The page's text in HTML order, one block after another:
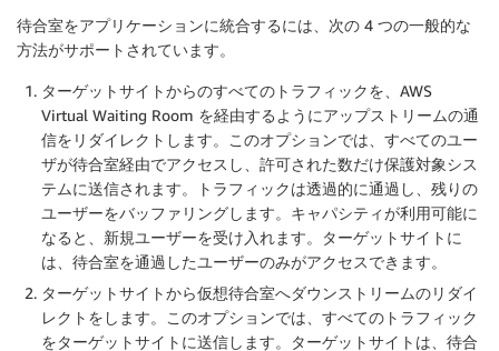
待合室をアプリケーションに統合するには、次の 4 つの一般的な
方法がサポートされています。
ターゲットサイトからのすべてのトラフィックを、AWS
Virtual Waiting Room を経由するようにアップストリームの通
信をリダイレクトします。このオプションでは、すべてのユー
ザが待合室経由でアクセスし、許可された数だけ保護対象シス
テムに送信されます。トラフィックは透過的に通過し、残りの
ユーザーをバッファリングします。キャパシティが利用可能に
なると、新規ユーザーを受け入れます。ターゲットサイトに
は、待合室を通過したユーザーのみがアクセスできます。
ターゲットサイトから仮想待合室へダウンストリームのリダイ
レクトをします。このオプションでは、すべてのトラフィック
をターゲットサイトに送信します。ターゲットサイトは、待合